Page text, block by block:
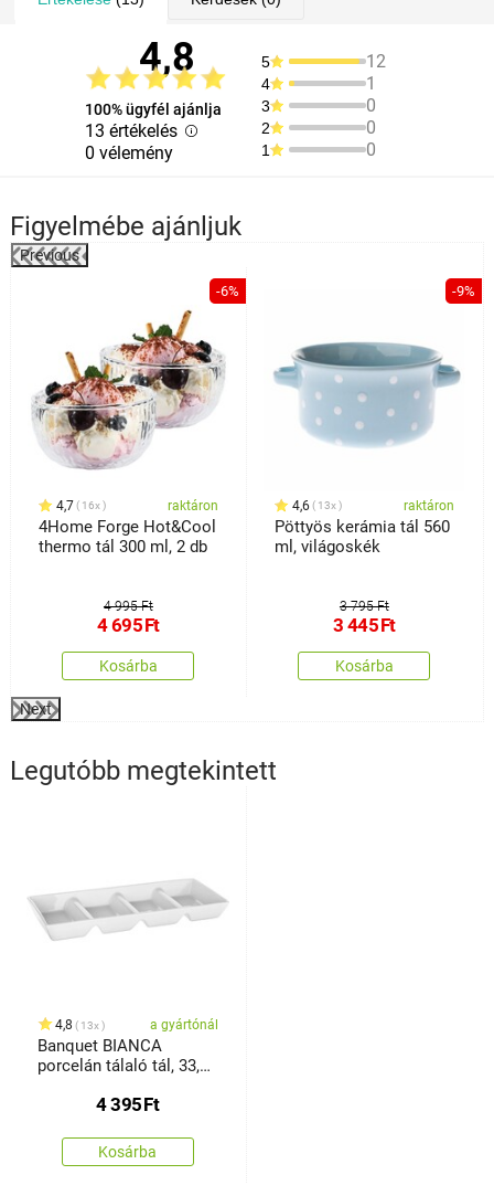
4,8
100% ügyfél ajánlja
13 értékelés
0 vélemény
5 12
4 1
3 0
2 0
1 0
Figyelmébe ajánljuk
Previous
-6%
4,7 16x raktáron
4Home Forge Hot&Cool
thermo tál 300 ml, 2 db
4 995 Ft
4 695Ft
Kosárba
-9%
4,6 13x raktáron
Pöttyös kerámia tál 560
ml, világoskék
3 795 Ft
3 445Ft
Kosárba
Next
Legutóbb megtekintett
4,8 13x a gyártónál
Banquet BIANCA
porcelán tálaló tál, 33,7
4 395Ft
Kosárba